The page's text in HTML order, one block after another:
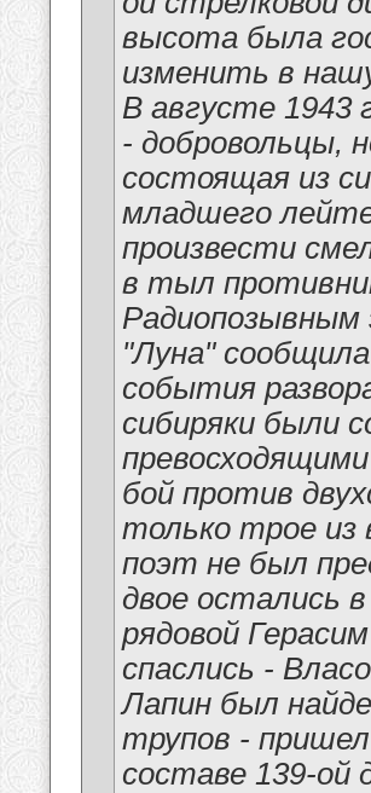
высота была
изменить в
В августе 1943
- добровольцы,
состоящая из
младшего
произвести
в тыл
Радиопозывным
"Луна"
события
сибиряки были
бой против
только трое
поэт не был
двое остались
рядовой
спаслись -
Лапин был
трупов - пришел
составе 139-ой